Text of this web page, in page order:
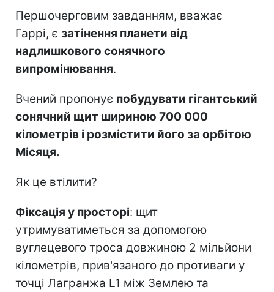
Першочерговим завданням, вважає
Гаррі, є затінення планети від
надлишкового сонячного
випромінювання.
Вчений пропонує побудувати гігантський
сонячний щит шириною 700 000
кілометрів і розмістити його за орбітою
Місяця.
Як це втілити?
Фіксація у просторі: щит
утримуватиметься за допомогою
вуглецевого троса довжиною 2 мільйони
кілометрів, прив'язаного до противаги у
точці Лагранжа L1 між Землею та